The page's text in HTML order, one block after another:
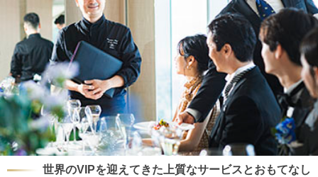
世界のVIPを迎えてきた上質なサービスとおもてなし